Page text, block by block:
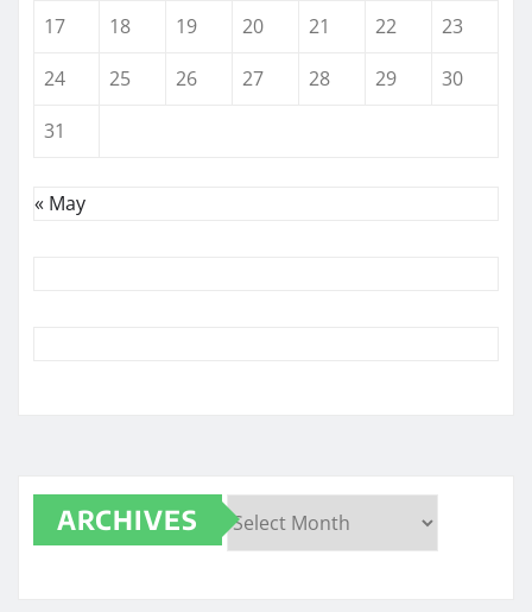
17
18 19 20 21 22
23
24
25 26 27 28 29
30
31
« May
ARCHIVES